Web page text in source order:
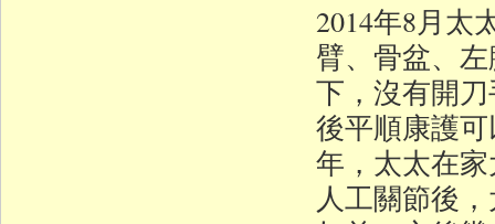
2014年8月太
臂、骨盆、
下，沒有開
後平順康護
年，太太在
人工關節後